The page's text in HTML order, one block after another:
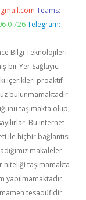
Teams:
0 726 Telegram:
Bilgi Teknolojileri
bir Yer Sağlayıcı
içerikleri proaktif
bulunmamaktadır.
taşımakta olup,
Bu internet
ile hiçbir bağlantısı
makaleler
niteliği taşımamakta
yapılmamaktadır.
tesadüfidir.